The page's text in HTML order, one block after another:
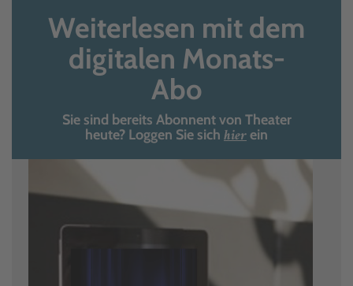
Weiterlesen mit dem
digitalen Monats-
Abo
Sie sind bereits Abonnent von Theater
heute? Loggen Sie sich hierein